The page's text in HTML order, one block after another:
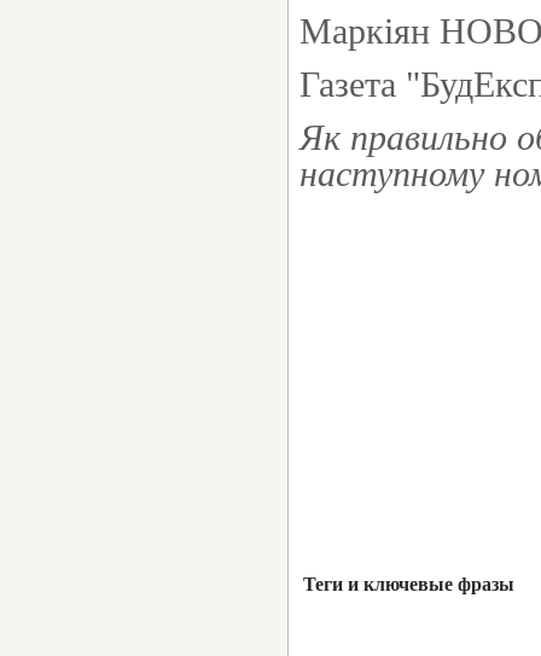
Маркіян
Газета
Як правильно
наступному
Теги и ключевые фразы